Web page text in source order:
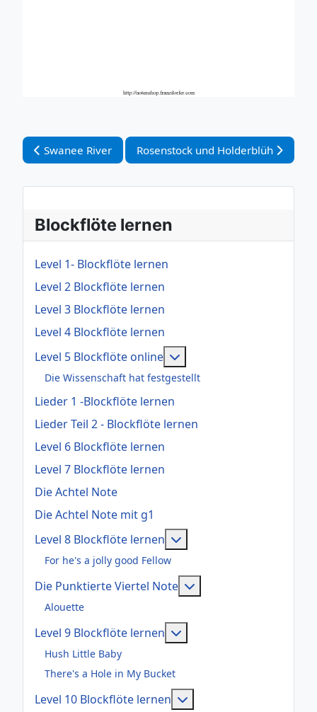
Vorheriger Beitrag: Swanee River
Swanee River Nächster Beitrag: Rosenstock und
Rosenstock und Holderblüh
Blockflöte lernen
Level 1- Blockflöte lernen
Level 2 Blockflöte lernen
Level 3 Blockflöte lernen
Level 4 Blockflöte lernen
Level 5 Blockflöte online
Die Wissenschaft hat festgestellt
Lieder 1 -Blockflöte lernen
Lieder Teil 2 - Blockflöte lernen
Level 6 Blockflöte lernen
Level 7 Blockflöte lernen
Die Achtel Note
Die Achtel Note mit g1
Level 8 Blockflöte lernen
For he's a jolly good Fellow
Die Punktierte Viertel Note
Alouette
Level 9 Blockflöte lernen
Hush Little Baby
There's a Hole in My Bucket
Level 10 Blockflöte lernen